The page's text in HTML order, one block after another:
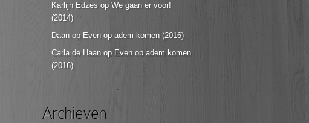
Karlijn Edzes op We gaan er voor!
(2014)
Daan op Even op adem komen (2016)
Carla de Haan op Even op adem komen
(2016)
Archieven